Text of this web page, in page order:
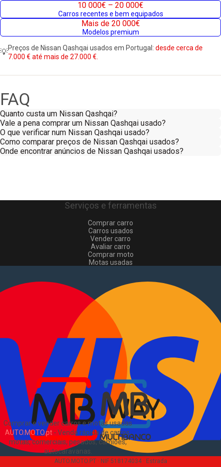
10 000€ – 20 000€
Carros recentes e bem equipados
Mais de 20 000€
Modelos premium
💡Preços de Nissan Qashqai usados em Portugal: desde cerca de
7.000 € até mais de 27.000 €.
FAQ
Quanto custa um Nissan Qashqai?
Vale a pena comprar um Nissan Qashqai usado?
O que verificar num Nissan Qashqai usado?
Como comparar preços de Nissan Qashqai usados?
Onde encontrar anúncios de Nissan Qashqai usados?
Comprar e vender carros e motas usadas
AUTO.MOTO.pt- Venda rápida de carros,
motas, comerciais, pesados, camiões,
autocaravanas
Serviços e ferramentas
Comprar carro
Carros usados
Vender carro
Avaliar carro
Comprar moto
Motas usadas
Comerciais usados
Vender comerciais
Informações
Como comprar e vender
Pacotes de anúncios
Verificar VIN e matrícula
Sitemap
EN
Sobre Nós
AUTO.MOTO.PT · NIF 518174034 · Estrada